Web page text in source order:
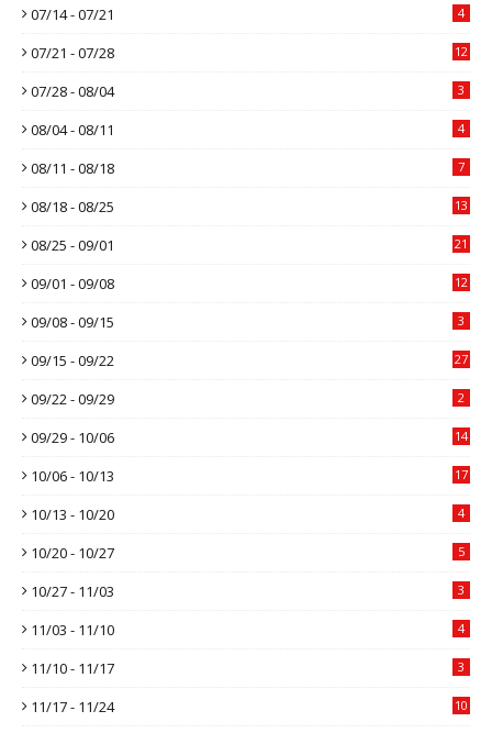
07/14 - 07/21 4
07/21 - 07/28 12
07/28 - 08/04 3
08/04 - 08/11 4
08/11 - 08/18 7
08/18 - 08/25 13
08/25 - 09/01 21
09/01 - 09/08 12
09/08 - 09/15 3
09/15 - 09/22 27
09/22 - 09/29 2
09/29 - 10/06 14
10/06 - 10/13 17
10/13 - 10/20 4
10/20 - 10/27 5
10/27 - 11/03 3
11/03 - 11/10 4
11/10 - 11/17 3
11/17 - 11/24 10